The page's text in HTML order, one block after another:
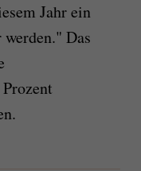
Jahr ein
Das